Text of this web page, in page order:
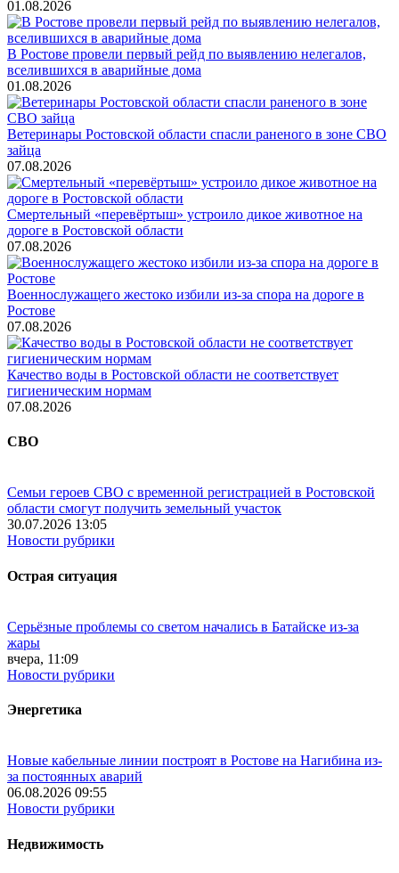
01.08.2026
В Ростове провели первый рейд по выявлению нелегалов,
вселившихся в аварийные дома
01.08.2026
Ветеринары Ростовской области спасли раненого в зоне СВО
зайца
07.08.2026
Смертельный «перевёртыш» устроило дикое животное на
дороге в Ростовской области
07.08.2026
Военнослужащего жестоко избили из-за спора на дороге в
Ростове
07.08.2026
Качество воды в Ростовской области не соответствует
гигиеническим нормам
07.08.2026
СВО
Семьи героев СВО с временной регистрацией в Ростовской
области смогут получить земельный участок
30.07.2026 13:05
Новости рубрики
Острая ситуация
Серьёзные проблемы со светом начались в Батайске из-за
жары
вчера, 11:09
Новости рубрики
Энергетика
Новые кабельные линии построят в Ростове на Нагибина из-
за постоянных аварий
06.08.2026 09:55
Новости рубрики
Недвижимость